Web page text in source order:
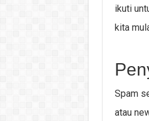
ikuti
kita
Spam
atau